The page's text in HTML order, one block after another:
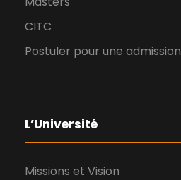
CITC
Postuler pour une admission
L’Université
Missions et Vision